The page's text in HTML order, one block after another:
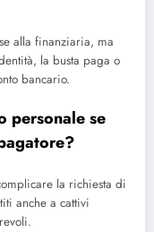
alla finanziaria, ma
la busta paga o
bancario.
personale se
la richiesta di
anche a cattivi